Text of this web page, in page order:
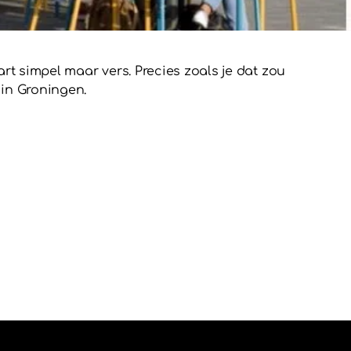
simpel maar vers. Precies zoals je dat zou
Groningen.